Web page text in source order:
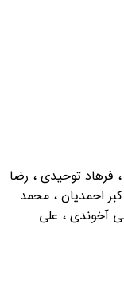
فرهاد توحیدی ، رضا
احمدیان ، محمد
آخوندی ، علی